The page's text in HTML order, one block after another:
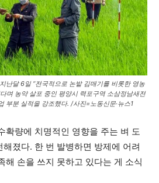
난달 6일 “전국적으로 논밭 김매기를 비롯한 영농
며 농약 살포 중인 평양시 력포구역 소삼정남새전
부분 실적을 강조했다. /사진=노동신문·뉴스1
확량에 치명적인 영향을 주는 벼 도
졌다. 한 번 발병하면 방제에 어려
해 손을 쓰지 못하고 있다는 게 소식